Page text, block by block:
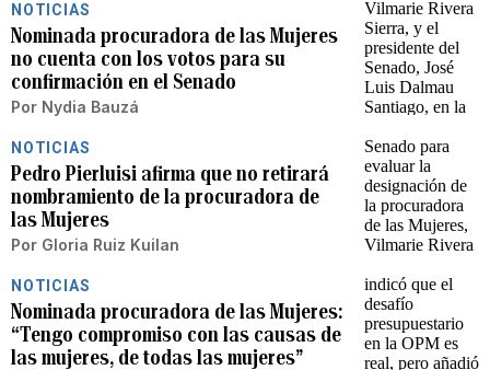
NOTICIAS
Nominada procuradora de las Mujeres
no cuenta con los votos para su
confirmación en el Senado
Por Nydia Bauzá
NOTICIAS
Pedro Pierluisi afirma que no retirará
nombramiento de la procuradora de
las Mujeres
Por Gloria Ruiz Kuilan
NOTICIAS
Nominada procuradora de las Mujeres:
“Tengo compromiso con las causas de
las mujeres, de todas las mujeres”